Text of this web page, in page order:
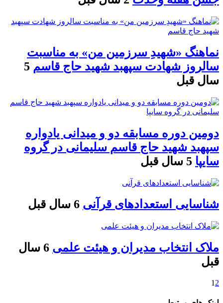
نماهنگ «شهیدِ سرزمین من» به مناسبت
سالروز شهادت سپهبد شهید حاج قاسم 5
سال قبل
دومین دوره مسابقه دو و میدانی یادواره
سپهبد شهید حاج قاسم سلیمانی در گروه
سایپا 5 سال قبل
شناسایی استعدادهای قرآنی 6 سال قبل
ملاک انتخاب مدیران و هیئت علمی
6 سال
قبل
1 2